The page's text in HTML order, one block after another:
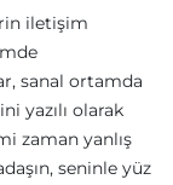
iletişim
sanal ortamda
yazılı olarak
zaman yanlış
seninle yüz